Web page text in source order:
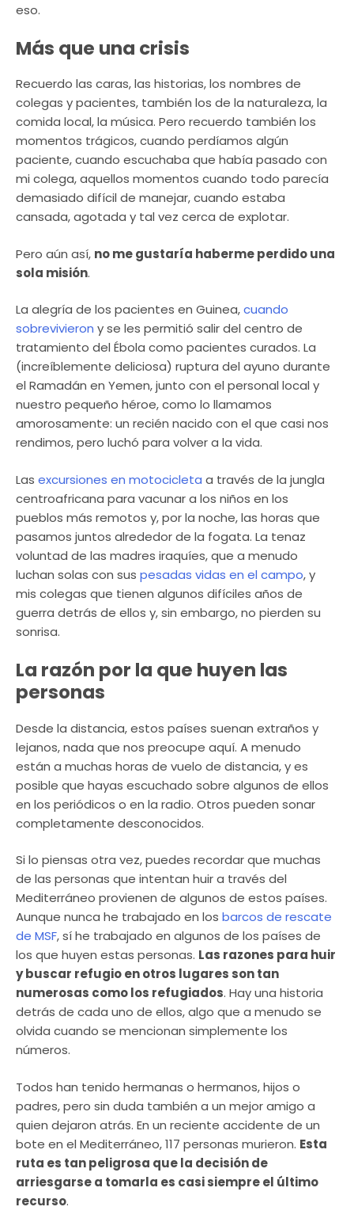
eso.
Más que una crisis
Recuerdo las caras, las historias, los nombres de
colegas y pacientes, también los de la naturaleza, la
comida local, la música. Pero recuerdo también los
momentos trágicos, cuando perdíamos algún
paciente, cuando escuchaba que había pasado con
mi colega, aquellos momentos cuando todo parecía
demasiado difícil de manejar, cuando estaba
cansada, agotada y tal vez cerca de explotar.
Pero aún así, no me gustaría haberme perdido una
sola misión.
La alegría de los pacientes en Guinea,cuando
sobrevivieron y se les permitió salir del centro de
tratamiento del Ébola como pacientes curados. La
(increíblemente deliciosa) ruptura del ayuno durante
el Ramadán en Yemen, junto con el personal local y
nuestro pequeño héroe, como lo llamamos
amorosamente: un recién nacido con el que casi nos
rendimos, pero luchó para volver a la vida.
Las excursiones en motocicleta a través de la jungla
centroafricana para vacunar a los niños en los
pueblos más remotos y, por la noche, las horas que
pasamos juntos alrededor de la fogata. La tenaz
voluntad de las madres iraquíes, que a menudo
luchan solas con sus pesadas vidas en el campo, y
mis colegas que tienen algunos difíciles años de
guerra detrás de ellos y, sin embargo, no pierden su
sonrisa.
La razón por la que huyen las
personas
Desde la distancia, estos países suenan extraños y
lejanos, nada que nos preocupe aquí. A menudo
están a muchas horas de vuelo de distancia, y es
posible que hayas escuchado sobre algunos de ellos
en los periódicos o en la radio. Otros pueden sonar
completamente desconocidos.
Si lo piensas otra vez, puedes recordar que muchas
de las personas que intentan huir a través del
Mediterráneo provienen de algunos de estos países.
Aunque nunca he trabajado en los barcos de rescate
de MSF, sí he trabajado en algunos de los países de
los que huyen estas personas. Las razones para huir
y buscar refugio en otros lugares son tan
numerosas como los refugiados. Hay una historia
detrás de cada uno de ellos, algo que a menudo se
olvida cuando se mencionan simplemente los
números.
Todos han tenido hermanas o hermanos, hijos o
padres, pero sin duda también a un mejor amigo a
quien dejaron atrás. En un reciente accidente de un
bote en el Mediterráneo, 117 personas murieron. Esta
ruta es tan peligrosa que la decisión de
arriesgarse a tomarla es casi siempre el último
recurso.